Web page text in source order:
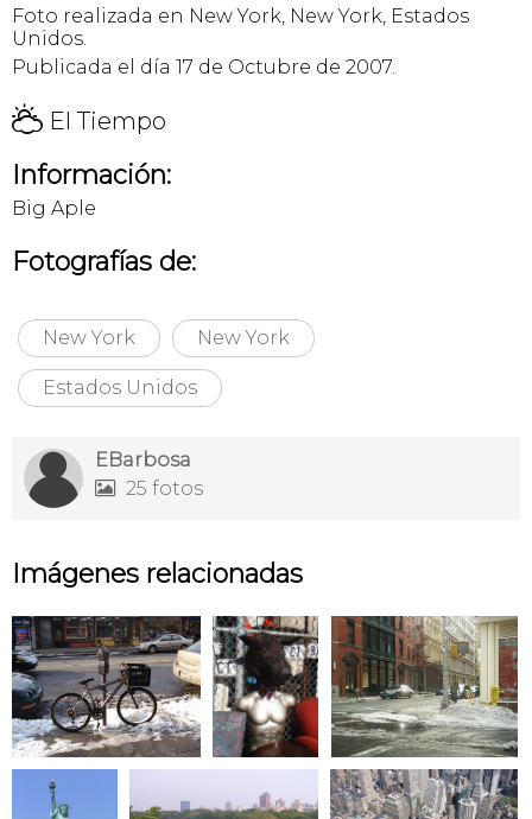
Foto realizada en New York, New York, Estados
Unidos.
Publicada el día 17 de Octubre de 2007.
H El Tiempo
Información:
Big Aple
Fotografías de:
New York New York
Estados Unidos
EBarbosa
 25 fotos
Imágenes relacionadas